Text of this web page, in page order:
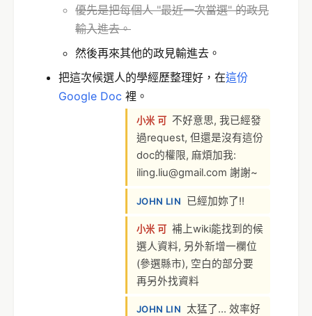
優先是把每個人 "最近一次當選" 的政見
輸入進去。
然後再來其他的政見輸進去。
把這次候選人的學經歷整理好，在這份
Google Doc 裡。
小米 可 不好意思, 我已經發
過request, 但還是沒有這份
doc的權限, 麻煩加我:
iling.liu@gmail.com 謝謝~
JOHN LIN 已經加妳了!!
小米 可 補上wiki能找到的候
選人資料, 另外新增一欄位
(參選縣市), 空白的部分要
再另外找資料
JOHN LIN
太猛了… 效率好